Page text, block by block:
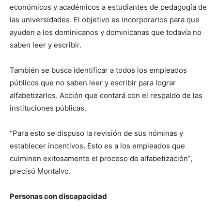
económicos y académicos a estudiantes de pedagogía de
las universidades. El objetivo es incorporarlos para que
ayuden a los dominicanos y dominicanas que todavía no
saben leer y escribir.
También se busca identificar a todos los empleados
públicos que no saben leer y escribir para lograr
alfabetizarlos. Acción que contará con el respaldo de las
instituciones públicas.
“Para esto se dispuso la revisión de sus nóminas y
establecer incentivos. Esto es a los empleados que
culminen exitosamente el proceso de alfabetización”,
precisó Montalvo.
Personas con discapacidad